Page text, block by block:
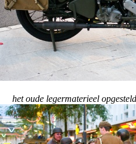
het oude legermaterieel